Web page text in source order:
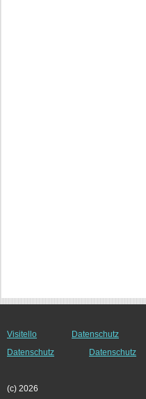
Visitello Datenschutz
Datenschutz
Datenschutz
(c) 2026